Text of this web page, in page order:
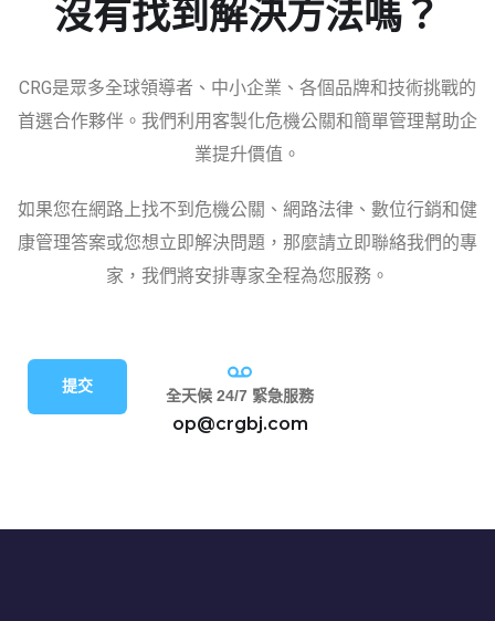
沒有找到解決方法嗎？
CRG是眾多全球領導者、中小企業、各個品牌和技術挑戰的
首選合作夥伴。我們利用客製化危機公關和簡單管理幫助企
業提升價值。
如果您在網路上找不到危機公關、網路法律、數位行銷和健
康管理答案或您想立即解決問題，那麼請立即聯絡我們的專
家，我們將安排專家全程為您服務。
提交 全天候 24/7 緊急服務
op@crgbj.com